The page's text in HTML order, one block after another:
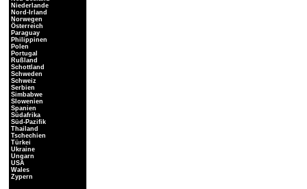
Niederlande
Nord-Irland
Norwegen
Österreich
Paraguay
Philippinen
Polen
Portugal
Rußland
Schottland
Schweden
Schweiz
Serbien
Simbabwe
Slowenien
Spanien
Südafrika
Süd-Pazifik
Thailand
Tschechien
Türkei
Ukraine
Ungarn
USA
Wales
Zypern